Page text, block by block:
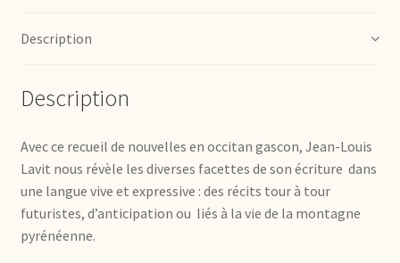
Description
Description
Avec ce recueil de nouvelles en occitan gascon, Jean-Louis
Lavit nous révèle les diverses facettes de son écriture dans
une langue vive et expressive : des récits tour à tour
futuristes, d’anticipation ou liés à la vie de la montagne
pyrénéenne.